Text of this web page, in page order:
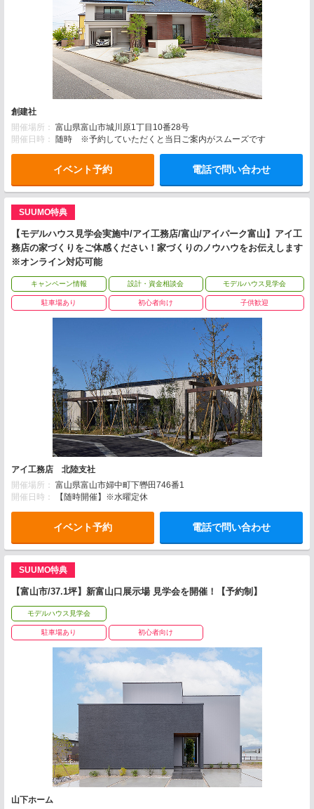
創建社
開催場所： 富山県富山市城川原1丁目10番28号
開催日時：
随時 ※予約していただくと当日ご案内がスムーズです
イベント予約 電話で問い合わせ
SUUMO特典
【モデルハウス見学会実施中/アイ工務店/富山/アイパーク富山】アイ工
務店の家づくりをご体感ください！家づくりのノウハウをお伝えします
※オンライン対応可能
キャンペーン情報 設計・資金相談会 モデルハウス見学会
駐車場あり 初心者向け 子供歓迎
アイ工務店 北陸支社
開催場所： 富山県富山市婦中町下轡田746番1
開催日時：
【随時開催】※水曜定休
イベント予約 電話で問い合わせ
SUUMO特典
【富山市/37.1坪】新富山口展示場 見学会を開催！【予約制】
モデルハウス見学会
駐車場あり 初心者向け
山下ホーム